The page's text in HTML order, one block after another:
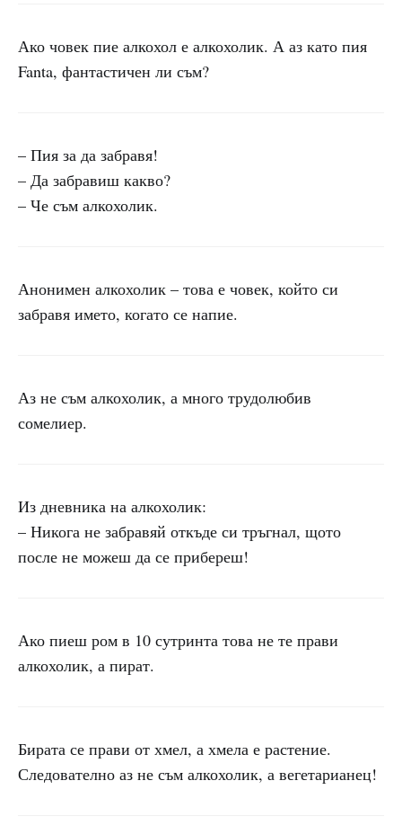
Ако човек пие алкохол е алкохолик. А аз като пия
Fanta, фантастичен ли съм?
– Пия за да забравя!
– Да забравиш какво?
– Че съм алкохолик.
Анонимен алкохолик – това е човек, който си
забравя името, когато се напие.
Аз не съм алкохолик, а много трудолюбив
сомелиер.
Из дневника на алкохолик:
– Никога не забравяй откъде си тръгнал, щото
после не можеш да се прибереш!
Ако пиеш ром в 10 сутринта това не те прави
алкохолик, а пират.
Бирата се прави от хмел, а хмела е растение.
Следователно аз не съм алкохолик, а вегетарианец!